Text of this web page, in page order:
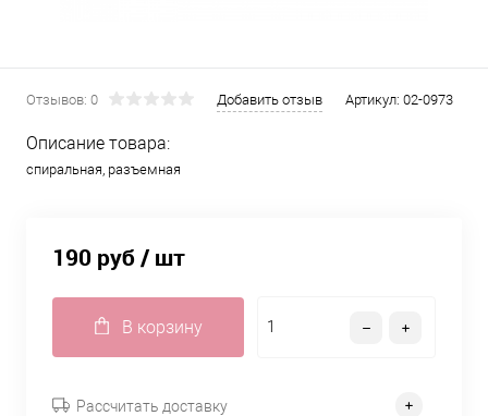
Отзывов: 0 Добавить отзыв Артикул: 02-0973
Описание товара:
спиральная, разъемная
190 руб/ шт
В корзину
Рассчитать доставку